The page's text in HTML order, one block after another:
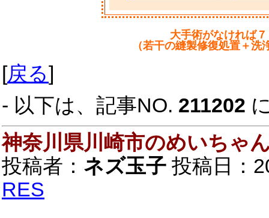
大手術がなければ
（若干の縫製修復処置＋
[戻る]
- 以下は、記事NO. 211202
神奈川県川崎市のめいちゃ
投稿者： ネズ玉子 投稿日：
RES